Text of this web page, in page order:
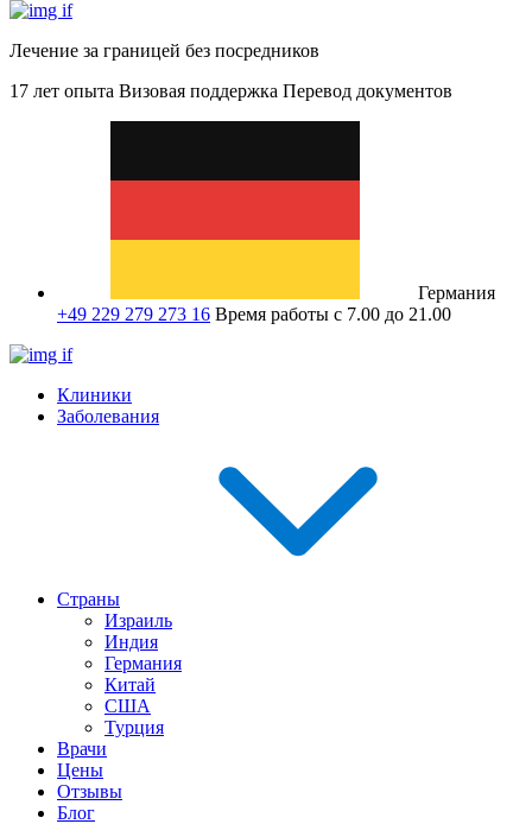
Лечение за границей без посредников
17 лет опыта Визовая поддержка Перевод документов
Германия
+49 229 279 273 16 Время работы с 7.00 до 21.00
Клиники
Заболевания
Страны
Израиль
Индия
Германия
Китай
США
Турция
Врачи
Цены
Отзывы
Блог